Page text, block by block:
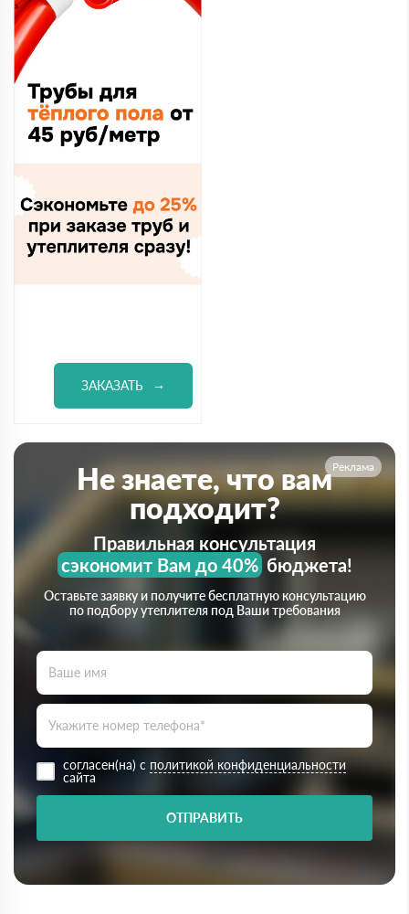
ЗАКАЗАТЬ
Реклама
Не знаете, что вам
подходит?
Правильная консультация
сэкономит Вам до 40%бюджета!
Оставьте заявку и получите бесплатную консультацию
по подбору утеплителя под Ваши требования
согласен(на) с политикой конфиденциальности
сайта
ОТПРАВИТЬ